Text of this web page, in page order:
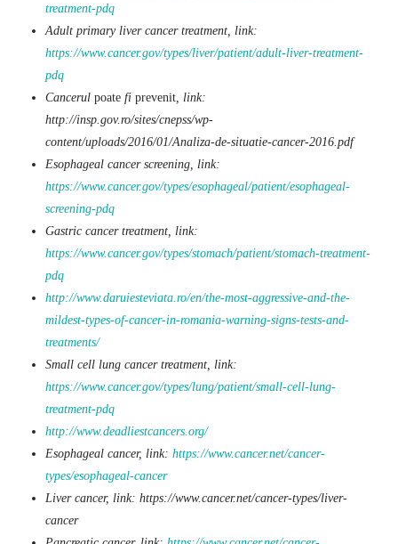
treatment-pdq
Adult primary liver cancer treatment, link:
https://www.cancer.gov/types/liver/patient/adult-liver-treatment-
pdq
Cancerul poatefi prevenit, link:
http://insp.gov.ro/sites/cnepss/wp-
content/uploads/2016/01/Analiza-de-situatie-cancer-2016.pdf
Esophageal cancer screening, link:
https://www.cancer.gov/types/esophageal/patient/esophageal-
screening-pdq
Gastric cancer treatment, link:
https://www.cancer.gov/types/stomach/patient/stomach-treatment-
pdq
http://www.daruiesteviata.ro/en/the-most-aggressive-and-the-
mildest-types-of-cancer-in-romania-warning-signs-tests-and-
treatments/
Small cell lung cancer treatment, link:
https://www.cancer.gov/types/lung/patient/small-cell-lung-
treatment-pdq
http://www.deadliestcancers.org/
Esophageal cancer, link: https://www.cancer.net/cancer-
types/esophageal-cancer
Liver cancer, link: https://www.cancer.net/cancer-types/liver-
cancer